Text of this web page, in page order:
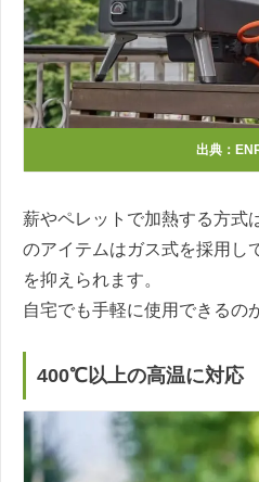
出典：
薪やペレットで加熱する方式
のアイテムはガス式を採用し
を抑えられます。
自宅でも手軽に使用できるの
400℃以上の高温に対応